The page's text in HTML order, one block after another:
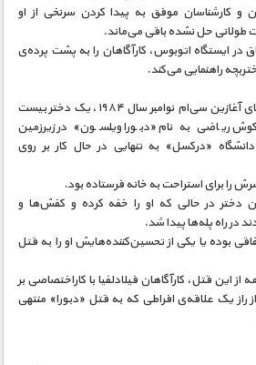
و کارشناسان موفق به پیدا کردن سرنخی از او
در ایستگاه اتوبوس، کارآگاهان را به پشت پرده‌ی
راهنمایی می‌کند.
در ساعت‌های آغازین سی‌ام نوامبر سال ۱۹۸۴، یک دختر بیست
ریاضی به نام «دبورا ویلسون» در زیرزمین
«درکسل» به تنهایی در حال کار بر روی
را برای استراحت به خانه فرستاده بود.
دختر در حالی که او را خفه کرده و کفش‌ها و
در راه پله‌ها پیدا شد.
بوده یا یکی از تحسین‌کننده‌هایش او را به قتل
این قتل، کارآگاهان فیلادلفیا با کاراختصاصی بر
راز یک علاقه‌ی افراطی که به قتل «دبورا» منتهی